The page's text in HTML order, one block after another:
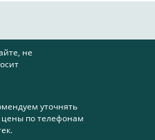
не
уточнять
цены по телефонам